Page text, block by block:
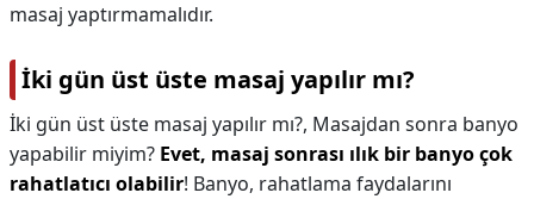
masaj yaptırmamalıdır.
İki gün üst üste masaj yapılır mı?
İki gün üst üste masaj yapılır mı?, Masajdan sonra banyo
yapabilir miyim? Evet, masaj sonrası ılık bir banyo çok
rahatlatıcı olabilir! Banyo, rahatlama faydalarını